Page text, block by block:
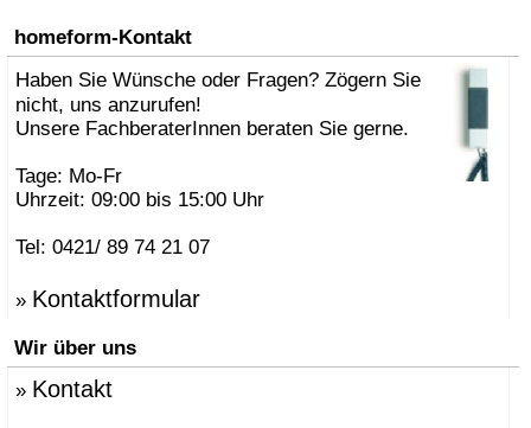
homeform-Kontakt
Haben Sie Wünsche oder Fragen? Zögern Sie
nicht, uns anzurufen!
Unsere FachberaterInnen beraten Sie gerne.
Tage: Mo-Fr
Uhrzeit: 09:00 bis 15:00 Uhr
Tel: 0421/ 89 74 21 07
» Kontaktformular
Wir über uns
» Kontakt